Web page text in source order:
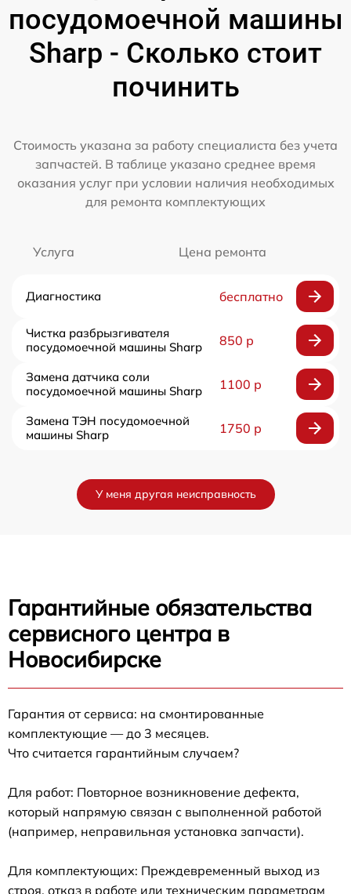
посудомоечной машины
Sharp - Сколько стоит
починить
Стоимость указана за работу специалиста без учета
запчастей. В таблице указано среднее время
оказания услуг при условии наличия необходимых
для ремонта комплектующих
Услуга Цена ремонта
Диагностика бесплатно
Чистка разбрызгивателя
посудомоечной машины Sharp
850 р
Замена датчика соли
посудомоечной машины Sharp
1100 р
Замена ТЭН посудомоечной
машины Sharp
1750 р
У меня другая неисправность
Гарантийные обязательства
сервисного центра в
Новосибирске
Гарантия от сервиса: на смонтированные
комплектующие — до 3 месяцев.
Что считается гарантийным случаем?
Для работ: Повторное возникновение дефекта,
который напрямую связан с выполненной работой
(например, неправильная установка запчасти).
Для комплектующих: Преждевременный выход из
строя, отказ в работе или техническим параметрам